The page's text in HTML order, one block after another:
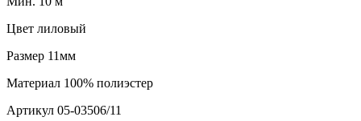
Цвет лиловый
Размер 11мм
Материал 100% полиэстер
Артикул 05-03506/11